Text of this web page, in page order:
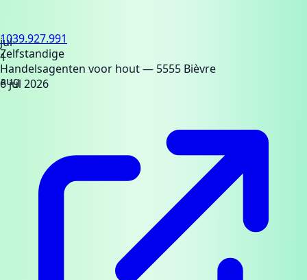
jul
1
aug
1039.927.991
Zelfstandige
Handelsagenten voor hout— 5555 Bièvre
6 jul 2026